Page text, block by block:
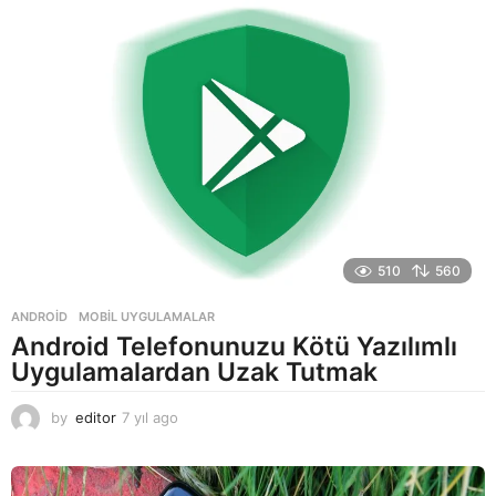
510 560
ANDROID ,MOBIL UYGULAMALAR
Android Telefonunuzu Kötü Yazılımlı
Uygulamalardan Uzak Tutmak
by editor 7 yıl ago
l